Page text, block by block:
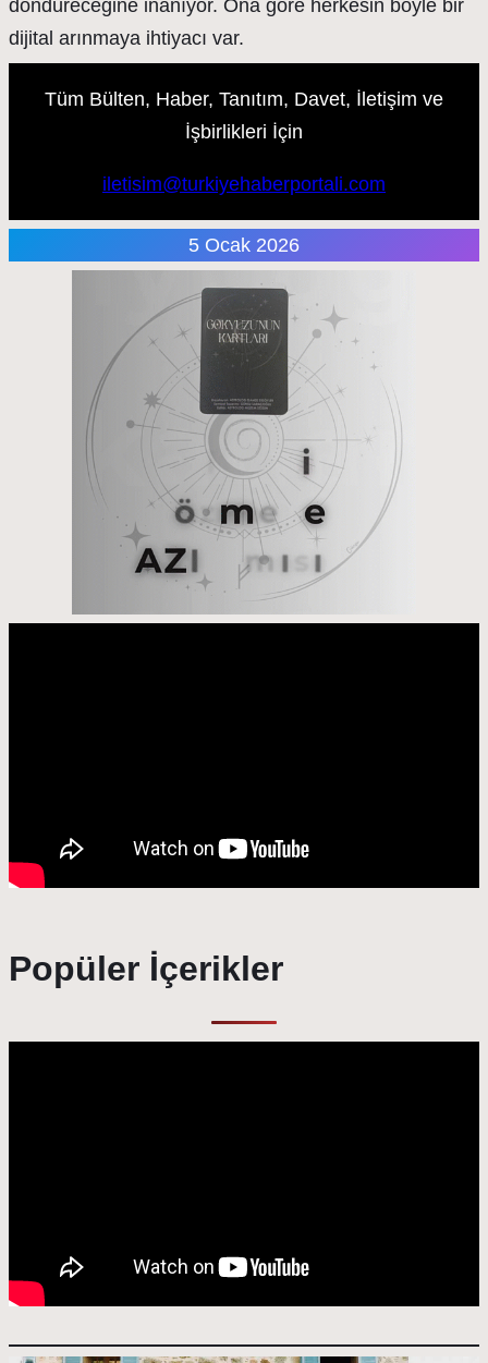
döndüreceğine inanıyor. Ona göre herkesin böyle bir
dijital arınmaya ihtiyacı var.
Tüm Bülten, Haber, Tanıtım, Davet, İletişim ve
İşbirlikleri İçin
iletisim@turkiyehaberportali.com
5 Ocak 2026
Popüler İçerikler